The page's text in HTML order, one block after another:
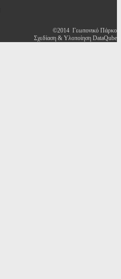
©2014 Γεωπονικό Πάρκο
Σχεδίαση & Υλοποίηση DataQube